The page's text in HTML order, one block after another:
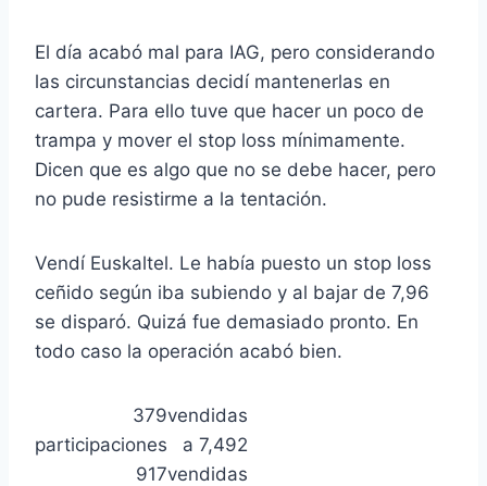
El día acabó mal para IAG, pero considerando
las circunstancias decidí mantenerlas en
cartera. Para ello tuve que hacer un poco de
trampa y mover el stop loss mínimamente.
Dicen que es algo que no se debe hacer, pero
no pude resistirme a la tentación.
Vendí Euskaltel. Le había puesto un stop loss
ceñido según iba subiendo y al bajar de 7,96
se disparó. Quizá fue demasiado pronto. En
todo caso la operación acabó bien.
379
participaciones
vendidas
a 7,492
917vendidas